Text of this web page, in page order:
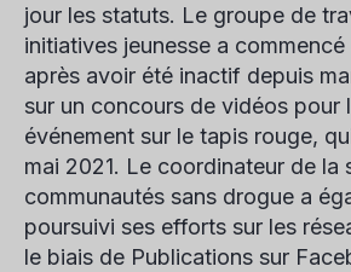
jour les statuts. Le groupe de
initiatives jeunesse a commencé
après avoir été inactif depuis
sur un concours de vidéos pour
événement sur le tapis rouge,
mai 2021. Le coordinateur de la
communautés sans drogue a
poursuivi ses efforts sur les
le biais de Publications sur